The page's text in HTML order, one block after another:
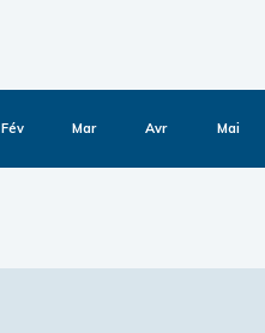
Fév Mar Avr Mai